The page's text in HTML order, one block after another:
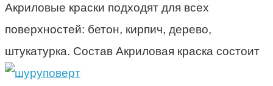
Акриловые краски подходят для всех
поверхностей: бетон, кирпич, дерево,
штукатурка. Состав Акриловая краска состоит